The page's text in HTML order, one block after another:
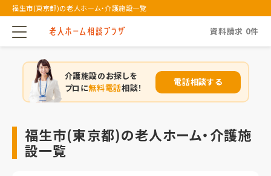
福生市(東京都)の老人ホーム・介護施設一覧
資料請求 0件
介護施設のお探しを
プロに無料電話相談！
電話相談する
福生市(東京都)の老人ホーム・介護施
設一覧